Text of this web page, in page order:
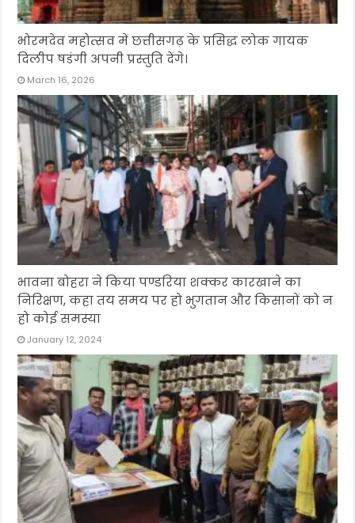
भोरमदेव महोत्सव में छत्तीसगढ़ के प्रसिद्ध लोक गायक
दिलीप षडंगी अपनी प्रस्तुति देंगे।
March 16, 2026
भावना बोहरा ने किया पण्डरिया शक्कर कारखाने का
निरिक्षण, कहा तय समय पर हो भुगतान और किसानों को न
हो कोई समस्या
January 12, 2024